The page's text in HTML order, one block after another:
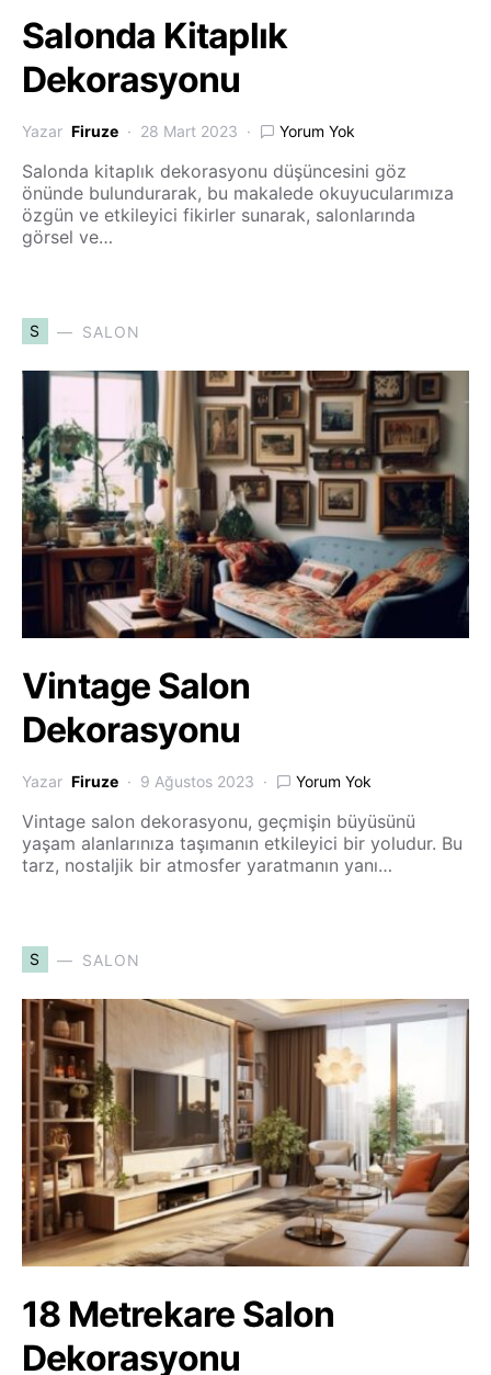
Salonda Kitaplık
Dekorasyonu
Yazar Firuze 28 Mart 2023 Yorum Yok
Salonda kitaplık dekorasyonu düşüncesini göz
önünde bulundurarak, bu makalede okuyucularımıza
özgün ve etkileyici fikirler sunarak, salonlarında
görsel ve…
S SALON
Vintage Salon
Dekorasyonu
Yazar Firuze 9 Ağustos 2023 Yorum Yok
Vintage salon dekorasyonu, geçmişin büyüsünü
yaşam alanlarınıza taşımanın etkileyici bir yoludur. Bu
tarz, nostaljik bir atmosfer yaratmanın yanı…
S SALON
18 Metrekare Salon
Dekorasyonu